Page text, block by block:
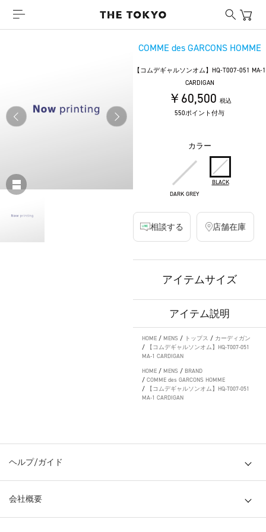
COMME des GARCONS HOMME
【コムデギャルソンオム】HQ-T007-051 MA-1
CARDIGAN
￥60,500 税込
550ポイント付与
カラー
DARK GREY
BLACK
相談する 店舗在庫
アイテムサイズ
アイテム説明
HOME / MENS / トップス / カーディガン
/
【コムデギャルソンオム】HQ-T007-051
MA-1 CARDIGAN
HOME / MENS / BRAND
/ COMME des GARCONS HOMME
/
【コムデギャルソンオム】HQ-T007-051
MA-1 CARDIGAN
ヘルプ/ガイド
会社概要